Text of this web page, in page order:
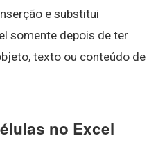
e substitui
somente depois de ter
texto ou conteúdo de
no Excel